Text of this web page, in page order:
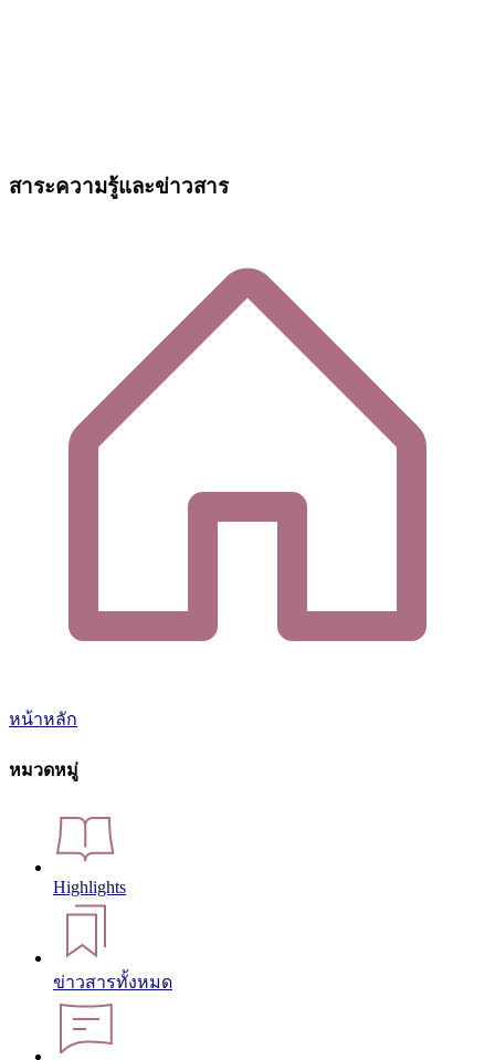
สาระความรู้และข่าวสาร
หน้าหลัก
หมวดหมู่
Highlights
ข่าวสารทั้งหมด